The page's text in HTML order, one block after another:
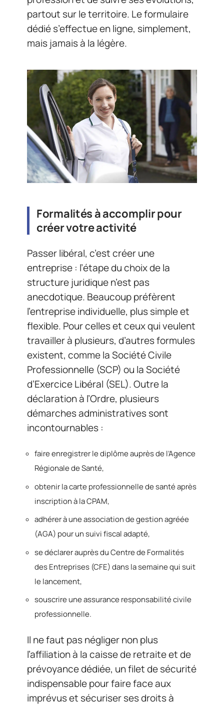
partout sur le territoire. Le formulaire
dédié s’effectue en ligne, simplement,
mais jamais à la légère.
Formalités à accomplir pour
créer votre activité
Passer libéral, c’est créer une
entreprise : l’étape du choix de la
structure juridique n’est pas
anecdotique. Beaucoup préfèrent
l’entreprise individuelle, plus simple et
flexible. Pour celles et ceux qui veulent
travailler à plusieurs, d’autres formules
existent, comme la Société Civile
Professionnelle (SCP) ou la Société
d’Exercice Libéral (SEL). Outre la
déclaration à l’Ordre, plusieurs
démarches administratives sont
incontournables :
faire enregistrer le diplôme auprès de l’Agence
Régionale de Santé,
obtenir la carte professionnelle de santé après
inscription à la CPAM,
adhérer à une association de gestion agréée
(AGA) pour un suivi fiscal adapté,
se déclarer auprès du Centre de Formalités
des Entreprises (CFE) dans la semaine qui suit
le lancement,
souscrire une assurance responsabilité civile
professionnelle.
Il ne faut pas négliger non plus
l’affiliation à la caisse de retraite et de
prévoyance dédiée, un filet de sécurité
indispensable pour faire face aux
imprévus et sécuriser ses droits à